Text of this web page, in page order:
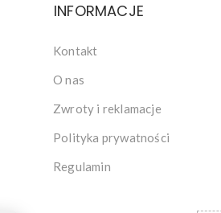
INFORMACJE
Kontakt
O nas
Zwroty i reklamacje
Polityka prywatności
Regulamin